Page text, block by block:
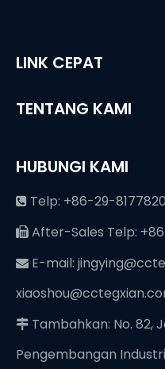
LINK CEPAT
TENTANG KAMI
HUBUNGI KAMI
 Telp: +86-29-
 After-Sales Telp:
 E-mail:
 Tambahkan: No. 82,
Pengembangan